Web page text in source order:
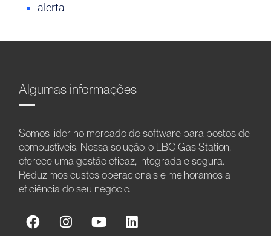
alerta
Algumas informações
Somos líder no mercado de software para postos de
combustíveis. Nossa solução, o LBC Gas Station,
oferece uma gestão eficaz, integrada e segura.
Reduzimos custos operacionais e melhoramos a
eficiência do seu negócio.